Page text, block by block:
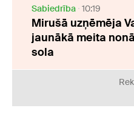
Sabiedrība 10:19
Mirušā uzņēmēja
jaunākā meita
sola